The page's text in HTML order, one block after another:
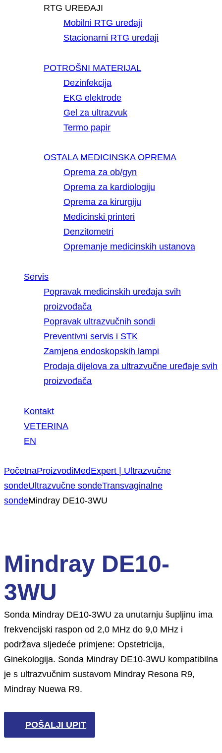
RTG UREĐAJI
Mobilni RTG uređaji
Stacionarni RTG uređaji
POTROŠNI MATERIJAL
Dezinfekcija
EKG elektrode
Gel za ultrazvuk
Termo papir
OSTALA MEDICINSKA OPREMA
Oprema za ob/gyn
Oprema za kardiologiju
Oprema za kirurgiju
Medicinski printeri
Denzitometri
Opremanje medicinskih ustanova
Servis
Popravak medicinskih uređaja svih
proizvođača
Popravak ultrazvučnih sondi
Preventivni servis i STK
Zamjena endoskopskih lampi
Prodaja dijelova za ultrazvučne uređaje svih
proizvođača
Kontakt
VETERINA
EN
PočetnaProizvodiMedExpert | Ultrazvučne
sondeUltrazvučne sondeTransvaginalne
sondeMindray DE10-3WU
Mindray DE10-
3WU
Sonda Mindray DE10-3WU za unutarnju šupljinu ima
frekvencijski raspon od 2,0 MHz do 9,0 MHz i
podržava sljedeće primjene: Opstetricija,
Ginekologija. Sonda Mindray DE10-3WU kompatibilna
je s ultrazvučnim sustavom Mindray Resona R9,
Mindray Nuewa R9.
POŠALJI UPIT